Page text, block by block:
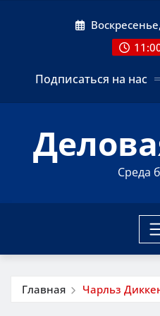
Подписаться на нас
Среда
Главная Чарльз